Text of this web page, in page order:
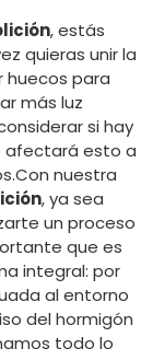
, estás
quieras unir la
huecos para
más luz
si hay
afectará esto a
nuestra
, ya sea
un proceso
que es
integral: por
al entorno
del hormigón
todo lo